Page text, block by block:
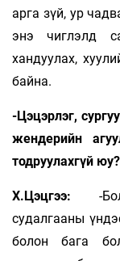
арга зүй, ур
энэ чиглэлд
хандуулах,
байна.
-Цэцэрлэг,
жендерийн
тодруулахгүй юу?
Х.Цэцгээ: -
судалгааны
болон бага